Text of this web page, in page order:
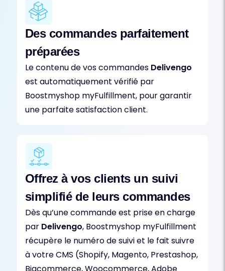
Des commandes parfaitement
préparées
Le contenu de vos commandes Delivengo
est automatiquement vérifié par
Boostmyshop myFulfillment, pour garantir
une parfaite satisfaction client.
Offrez à vos clients un suivi
simplifié de leurs commandes
Dès qu’une commande est prise en charge
par Delivengo, Boostmyshop myFulfillment
récupère le numéro de suivi et le fait suivre
à votre CMS (Shopify, Magento, Prestashop,
Bigcommerce, Woocommerce, Adobe